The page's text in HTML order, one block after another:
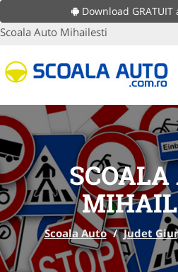
Download
Scoala Auto Mihailesti
Scoala Auto / Judet